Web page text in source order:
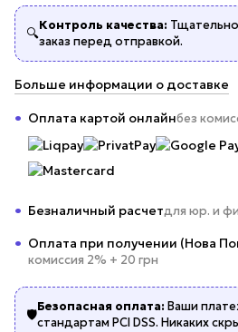
🔍
Контроль качества:
заказ перед отправкой.
Больше информации о доставке
Оплата картой онлайнбез
Безналичный расчетдля юр. и
Оплата при получении (Нова
комиссия 2% + 20 грн
🛡️
Безопасная оплата: Ваши
стандартам PCI DSS. Никаких